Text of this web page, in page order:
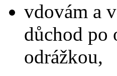
vdovám a
důchod po
odrážkou,